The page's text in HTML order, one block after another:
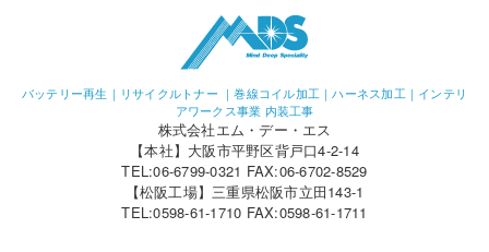
バッテリー再生｜リサイクルトナー ｜巻線コイル加工｜ハーネス加工｜インテリ
アワークス事業 内装工事
株式会社エム・デー・エス
【本社】大阪市平野区背戸口4-2-14
TEL:06-6799-0321 FAX:06-6702-8529
【松阪工場】三重県松阪市立田143-1
TEL:0598-61-1710 FAX:0598-61-1711